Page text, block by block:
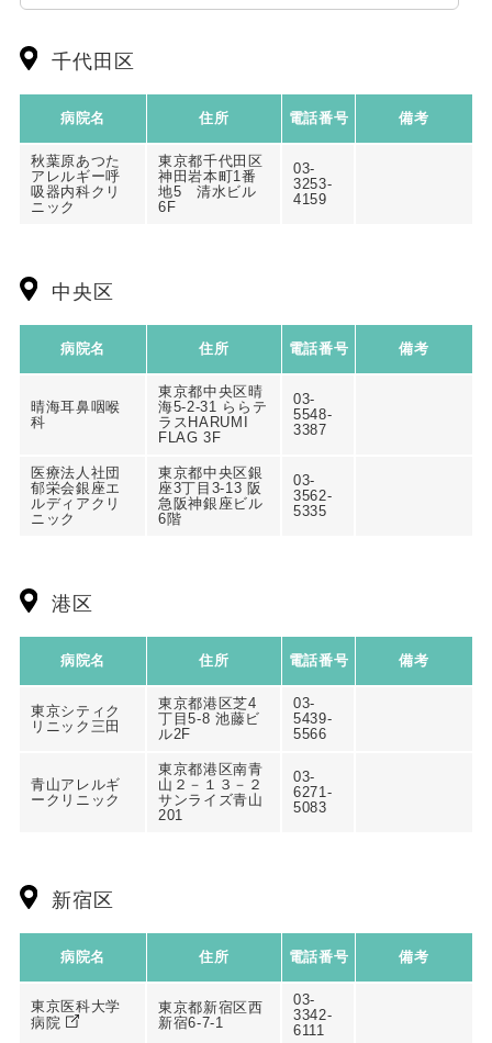
千代田区
病院名 住所 電話番号 備考
秋葉原あつた
アレルギー呼
吸器内科クリ
ニック
東京都千代田区
神田岩本町1番
地5 清水ビル
6F
03-
3253-
4159
中央区
病院名 住所 電話番号 備考
晴海耳鼻咽喉
科
東京都中央区晴
海5-2-31 ららテ
ラスHARUMI
FLAG 3F
03-
5548-
3387
医療法人社団
郁栄会銀座エ
ルディアクリ
ニック
東京都中央区銀
座3丁目3-13 阪
急阪神銀座ビル
6階
03-
3562-
5335
港区
病院名 住所 電話番号 備考
東京シティク
リニック三田
東京都港区芝4
丁目5-8 池藤ビ
ル2F
03-
5439-
5566
青山アレルギ
ークリニック
東京都港区南青
山２－１３－２
サンライズ青山
201
03-
6271-
5083
新宿区
病院名 住所 電話番号 備考
東京医科大学
病院
東京都新宿区西
新宿6-7-1
03-
3342-
6111